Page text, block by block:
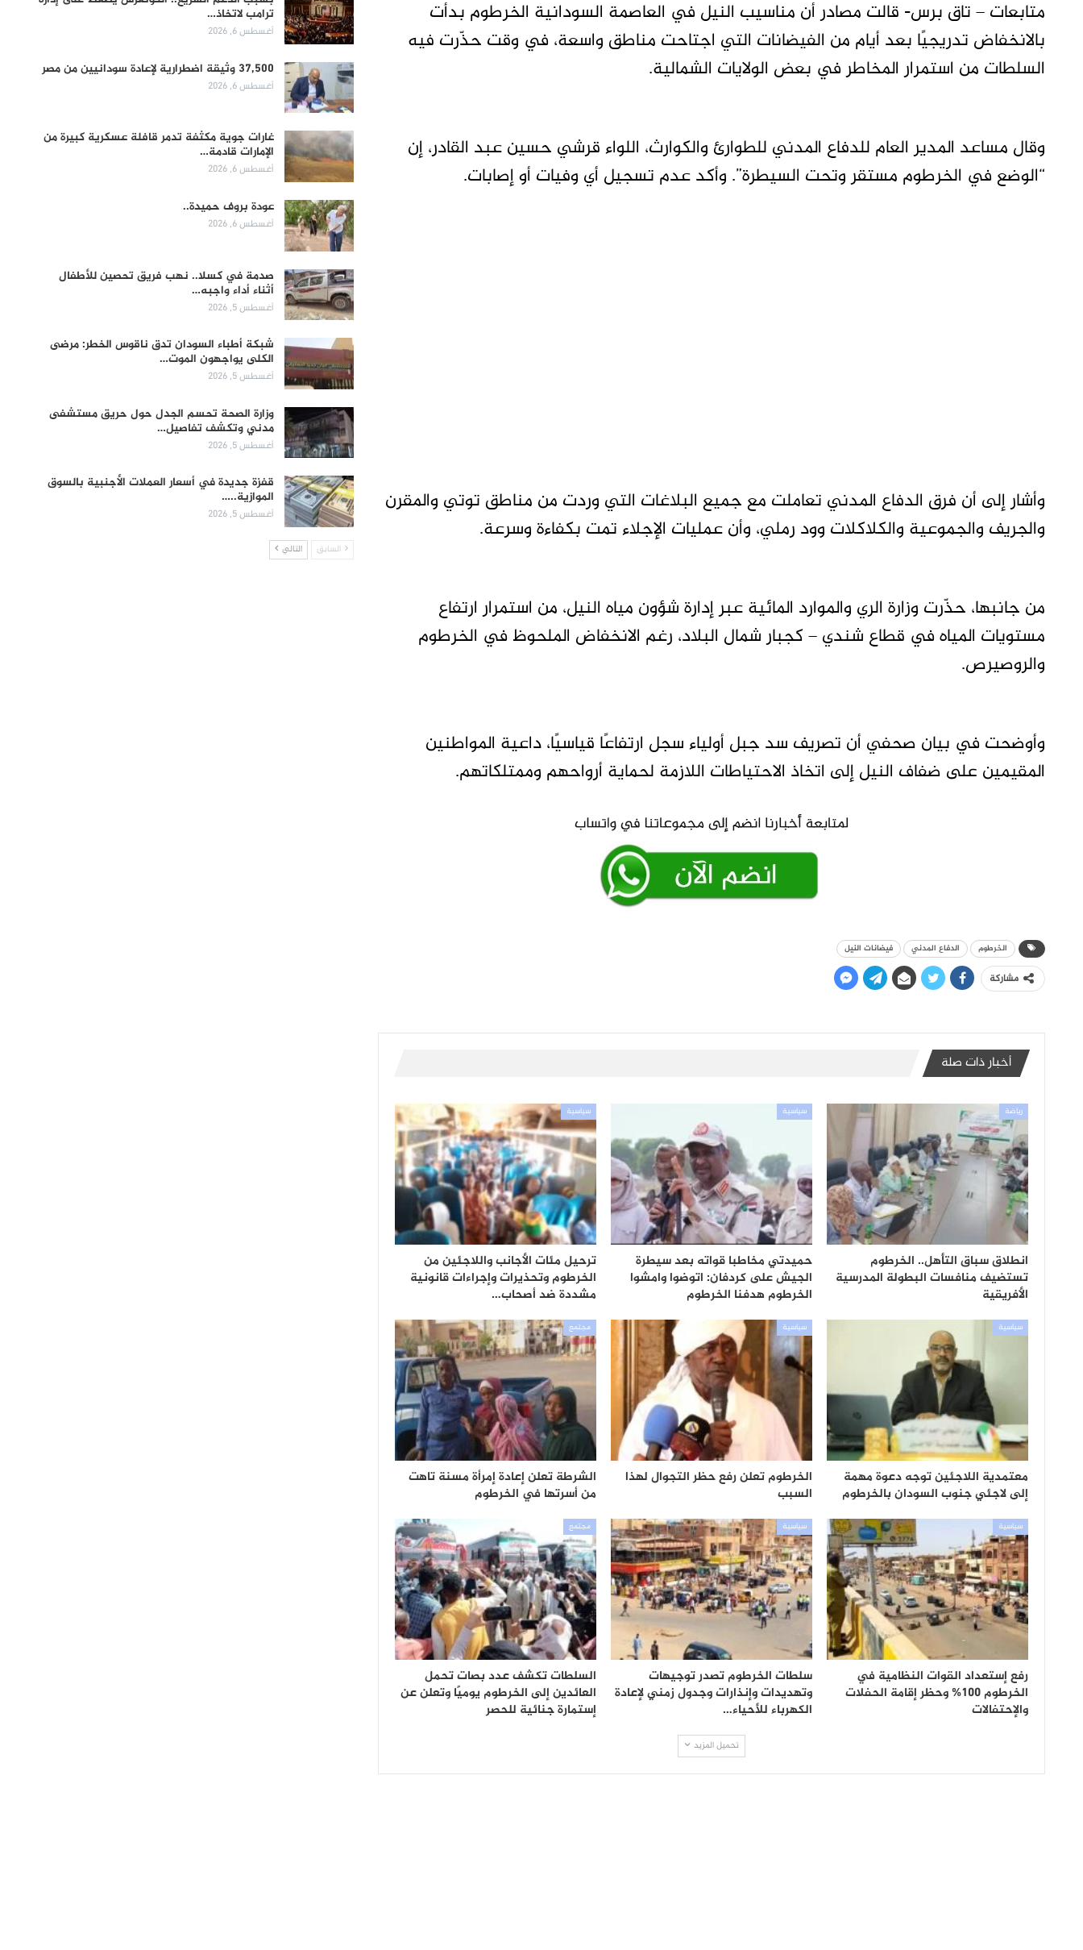
متابعات – تاق برس- قالت مصادر أن مناسيب النيل في العاصمة السودانية الخرطوم بدأت
بالانخفاض تدريجيًا بعد أيام من الفيضانات التي اجتاحت مناطق واسعة، في وقت حذّرت فيه
السلطات من استمرار المخاطر في بعض الولايات الشمالية.
وقال مساعد المدير العام للدفاع المدني للطوارئ والكوارث، اللواء قرشي حسين عبد القادر، إن
“الوضع في الخرطوم مستقر وتحت السيطرة”. وأكد عدم تسجيل أي وفيات أو إصابات.
وأشار إلى أن فرق الدفاع المدني تعاملت مع جميع البلاغات التي وردت من مناطق توتي والمقرن
والجريف والجموعية والكلاكلات وود رملي، وأن عمليات الإجلاء تمت بكفاءة وسرعة.
من جانبها، حذّرت وزارة الري والموارد المائية عبر إدارة شؤون مياه النيل، من استمرار ارتفاع
مستويات المياه في قطاع شندي – كجبار شمال البلاد، رغم الانخفاض الملحوظ في الخرطوم
والروصيرص.
وأوضحت في بيان صحفي أن تصريف سد جبل أولياء سجل ارتفاعًا قياسيًا، داعية المواطنين
المقيمين على ضفاف النيل إلى اتخاذ الاحتياطات اللازمة لحماية أرواحهم وممتلكاتهم.
الخرطوم الدفاع المدني فيضانات النيل
مشاركة
أخبار ذات صلة
رياضة
انطلاق سباق التأهل.. الخرطوم
تستضيف منافسات البطولة المدرسية
الأفريقية
سياسية
حميدتي مخاطبا قواته بعد سيطرة
الجيش على كردفان: اتوضوا وامشوا
الخرطوم هدفنا الخرطوم
سياسية
ترحيل مئات الأجانب واللاجئين من
الخرطوم وتحذيرات وإجراءات قانونية
مشددة ضد أصحاب…
سياسية
معتمدية اللاجئين توجه دعوة مهمة
إلى لاجئي جنوب السودان بالخرطوم
سياسية
الخرطوم تعلن رفع حظر التجوال لهذا
السبب
مجتمع
الشرطة تعلن إعادة إمرأة مسنة تاهت
من أسرتها في الخرطوم
سياسية
رفع إستعداد القوات النظامية في
الخرطوم 100% وحظر إقامة الحفلات
والإحتفالات
سياسية
سلطات الخرطوم تصدر توجيهات
وتهديدات وإنذارات وجدول زمني لإعادة
الكهرباء للأحياء…
مجتمع
السلطات تكشف عدد بصات تحمل
العائدين إلى الخرطوم يوميًا وتعلن عن
إستمارة جنائية للحصر
تحميل المزيد
ترامب لاتخاذ…
أغسطس 6, 2026
37,500 وثيقة اضطرارية لإعادة سودانيين من مصر
أغسطس 6, 2026
غارات جوية مكثفة تدمر قافلة عسكرية كبيرة من
الإمارات قادمة…
أغسطس 6, 2026
عودة بروف حميدة..
أغسطس 6, 2026
صدمة في كسلا.. نهب فريق تحصين للأطفال
أثناء أداء واجبه…
أغسطس 5, 2026
شبكة أطباء السودان تدق ناقوس الخطر: مرضى
الكلى يواجهون الموت…
أغسطس 5, 2026
وزارة الصحة تحسم الجدل حول حريق مستشفى
مدني وتكشف تفاصيل…
أغسطس 5, 2026
قفزة جديدة في أسعار العملات الأجنبية بالسوق
الموازية..…
أغسطس 5, 2026
السابق التالي